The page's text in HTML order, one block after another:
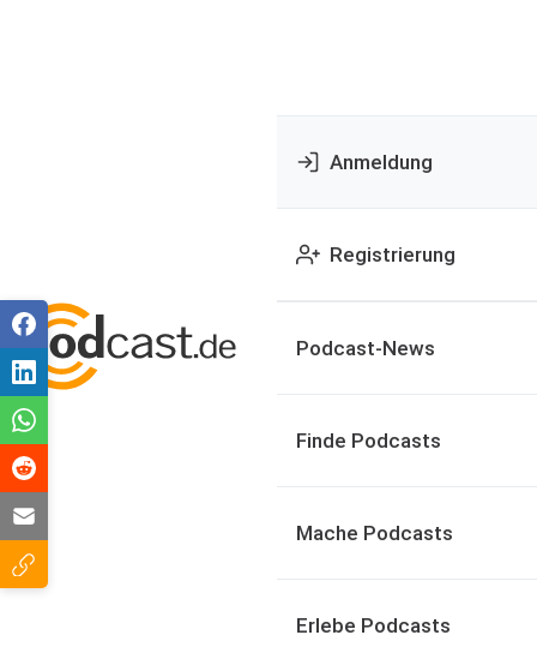
Anmeldung
Registrierung
Podcast-News
Finde Podcasts
Mache Podcasts
Erlebe Podcasts